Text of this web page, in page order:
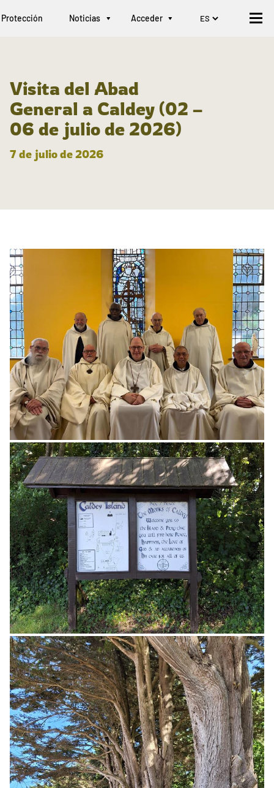
Protección Noticias Acceder
Visita del Abad
General a Caldey (02 –
06 de julio de 2026)
7 de julio de 2026